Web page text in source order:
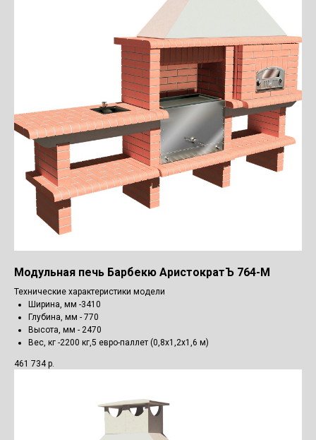
Модульная печь Барбекю АристократЪ 764-М
Технические характеристики модели
Ширина, мм -3410
Глубина, мм - 770
Высота, мм - 2470
Вес, кг -2200 кг,5 евро-паллет (0,8х1,2х1,6 м)
461 734 р.